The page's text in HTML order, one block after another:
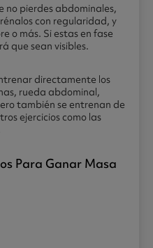
no pierdes abdominales,
con regularidad, y
o más. Si estas en fase
que sean visibles.
directamente los
rueda abdominal,
también se entrenan de
ejercicios como las
Para Ganar Masa